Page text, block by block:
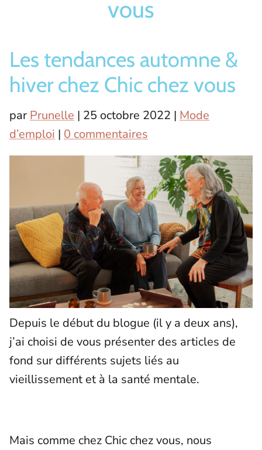
vous
Les tendances automne &
hiver chez Chic chez vous
par Prunelle | 25 octobre 2022 | Mode
d’emploi | 0 commentaires
Depuis le début du blogue (il y a deux ans),
j’ai choisi de vous présenter des articles de
fond sur différents sujets liés au
vieillissement et à la santé mentale.
Mais comme chez Chic chez vous, nous